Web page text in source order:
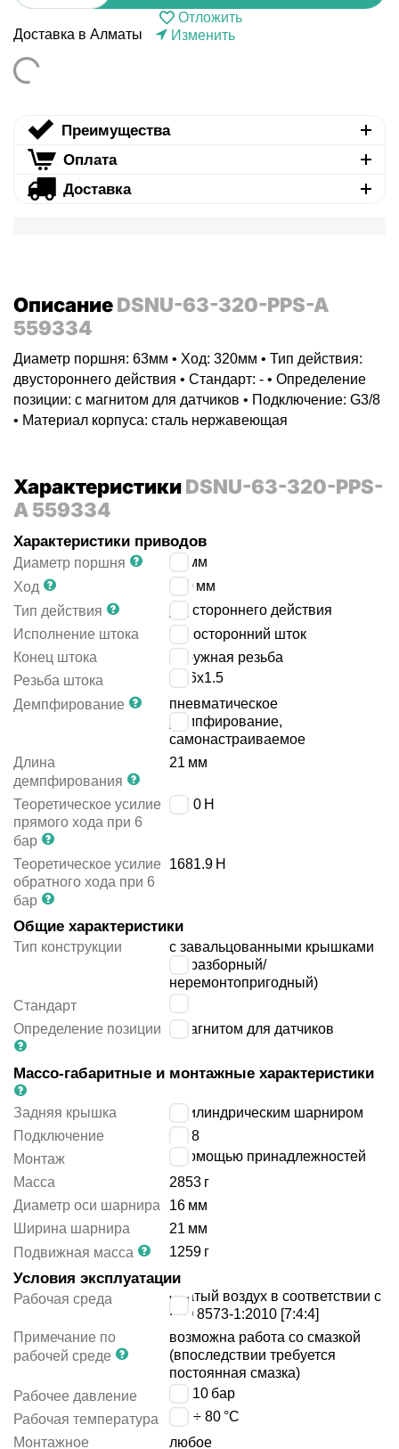
Отложить
Доставка в Алматы
Изменить
Преимущества
Оплата
Доставка
ОписаниеDSNU-63-320-PPS-A
559334
Диаметр поршня: 63мм • Ход: 320мм • Тип действия:
двустороннего действия • Стандарт: - • Определение
позиции: с магнитом для датчиков • Подключение: G3/8
• Материал корпуса: сталь нержавеющая
ХарактеристикиDSNU-63-320-PPS-
A 559334
Характеристики приводов
Диаметр поршня
мм
Ход
320 мм
Тип действия
двустороннего действия
Исполнение штока
односторонний шток
Конец штока
наружная резьба
Резьба штока
M16x1.5
Демпфирование
пневматическое
демпфирование,
самонастраиваемое
Длина
демпфирования
21 мм
Теоретическое усилие
прямого хода при 6
бар
1870 Н
Теоретическое усилие
обратного хода при 6
бар
1681.9 Н
Общие характеристики
Тип конструкции
с завальцованными крышками
(неразборный/
неремонтопригодный)
Стандарт
Определение позиции
с магнитом для датчиков
Массо-габаритные и монтажные характеристики
Задняя крышка
с цилиндрическим шарниром
Подключение
G3/8
Монтаж
с помощью принадлежностей
Масса
2853 г
Диаметр оси шарнира
16 мм
Ширина шарнира
21 мм
Подвижная масса
1259 г
Условия эксплуатации
Рабочая среда
сжатый воздух в соответствии с
ISO 8573-1:2010 [7:4:4]
Примечание по
рабочей среде
возможна работа со смазкой
(впоследствии требуется
постоянная смазка)
Рабочее давление
1 ÷ 10 бар
Рабочая температура
-20 ÷ 80 °C
Монтажное
любое